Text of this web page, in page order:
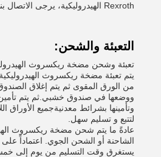
Rexroth الهيدروليكية، يرجى الاتصال بنا.
التعبئة والشحن:
تعبئة وشحن مضخة ريكسروث
يتم تعبئة مضخة ريكسروث
من الورق المقوى ثم يتم إغلاق
ووضعها في صندوق خشبي.ثم يتم
وتأمينها بشرائط معدنيةجميع الأوراق
لتتبع و تسليم سهل.
عادةً ما يتم شحن مضخة ريكسروث
الشاحنة أو الشحن الجوي. اعتماداً
يستغرق وقت التسليم من يوم إلى